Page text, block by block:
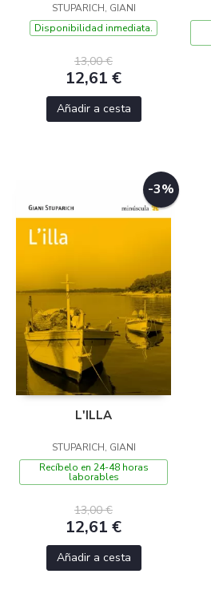
STUPARICH, GIANI
Disponibilidad inmediata.
13,00 €
12,61 €
Añadir a cesta
-3%
L'ILLA
STUPARICH, GIANI
Recíbelo en 24-48 horas
laborables
13,00 €
12,61 €
Añadir a cesta